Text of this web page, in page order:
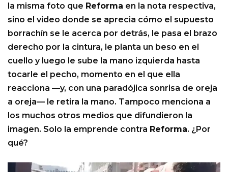
la misma foto que Reforma en la nota respectiva,
sino el video donde se aprecia cómo el supuesto
borrachín se le acerca por detrás, le pasa el brazo
derecho por la cintura, le planta un beso en el
cuello y luego le sube la mano izquierda hasta
tocarle el pecho, momento en el que ella
reacciona —y, con una paradójica sonrisa de oreja
a oreja— le retira la mano. Tampoco menciona a
los muchos otros medios que difundieron la
imagen. Solo la emprende contra Reforma. ¿Por
qué?